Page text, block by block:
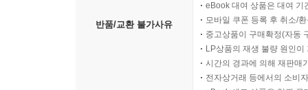
반품/교환 불가사유
eBook 대여 상품은 대여 기
모바일 쿠폰 등록 후 취소/
중고상품이 구매확정(자동
LP상품의 재생 불량 원인
시간의 경과에 의해 재판매
전자상거래 등에서의 소비